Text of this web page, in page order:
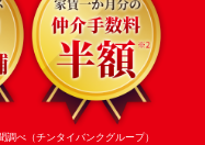
べ（チンタイバンクグループ）